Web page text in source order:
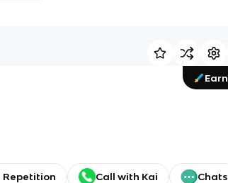
Repetition Call with Kai Chats